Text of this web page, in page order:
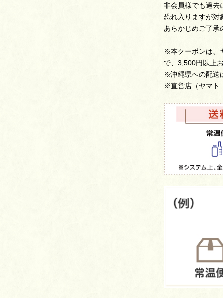
非会員様でも過去
恐れ入りますが対
あらかじめご了承
※本クーポンは、
で、3,500円以上
※沖縄県への配送
※直営店（ヤマト